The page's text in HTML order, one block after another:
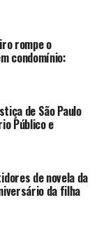
afirma
dela de
por ele não
brincadeira e
o Rancho de
porque
não tinha
la enquanto
Eu
rompe o
condomínio:
de São Paulo
Público e
de novela da
da filha